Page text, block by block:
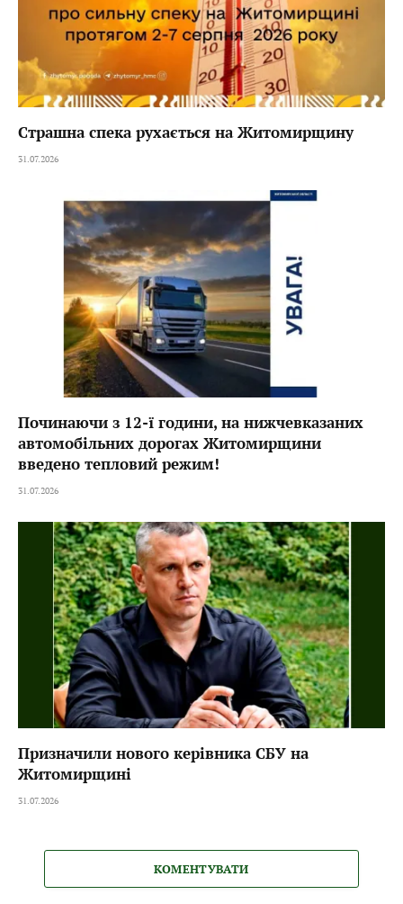
Страшна спека рухається на Житомирщину
31.07.2026
Починаючи з 12-ї години, на нижчевказаних
автомобільних дорогах Житомирщини
введено тепловий режим!
31.07.2026
Призначили нового керівника СБУ на
Житомирщині
31.07.2026
КОМЕНТУВАТИ